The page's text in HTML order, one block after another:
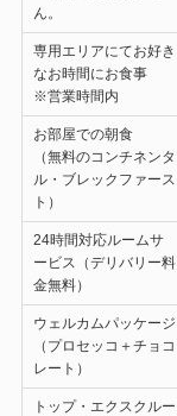
ん。
専用エリアにてお好き
なお時間にお食事
※営業時間内
お部屋での朝食
（無料のコンチネンタ
ル・ブレックファース
ト）
24時間対応ルームサ
ービス（デリバリー料
金無料）
ウェルカムパッケージ
（プロセッコ＋チョコ
レート）
トップ・エクスクルー